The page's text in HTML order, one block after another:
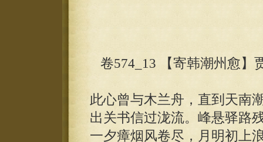
卷574_13 【寄韩潮州愈】
此心曾与木兰舟，直到天南
出关书信过泷流。峰悬驿路
一夕瘴烟风卷尽，月明初上